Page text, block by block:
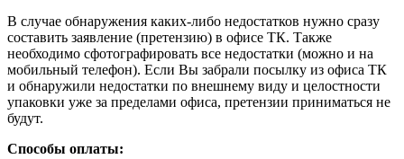
В случае обнаружения каких-либо недостатков нужно сразу
составить заявление (претензию) в офисе ТК. Также
необходимо сфотографировать все недостатки (можно и на
мобильный телефон). Если Вы забрали посылку из офиса ТК
и обнаружили недостатки по внешнему виду и целостности
упаковки уже за пределами офиса, претензии приниматься не
будут.
Способы оплаты: